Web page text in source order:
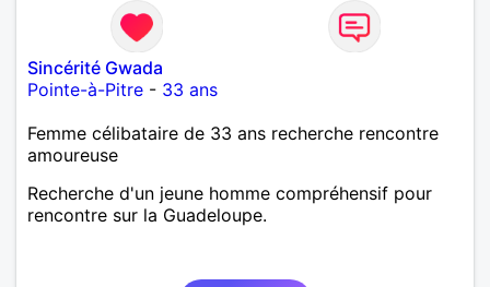
Sincérité Gwada
Pointe-à-Pitre - 33 ans
Femme célibataire de 33 ans recherche rencontre
amoureuse
Recherche d'un jeune homme compréhensif pour
rencontre sur la Guadeloupe.